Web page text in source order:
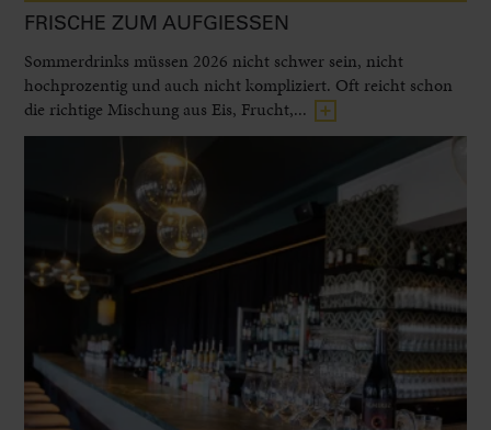
FRISCHE ZUM AUFGIESSEN
Sommerdrinks müssen 2026 nicht schwer sein, nicht
hochprozentig und auch nicht kompliziert. Oft reicht schon
die richtige Mischung aus Eis, Frucht,...